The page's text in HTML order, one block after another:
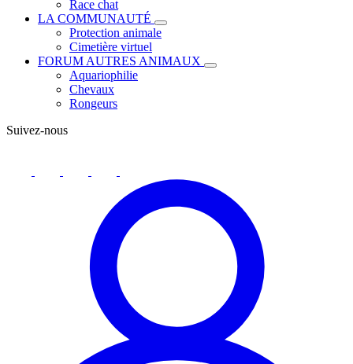
Race chat
LA COMMUNAUTÉ
Protection animale
Cimetière virtuel
FORUM AUTRES ANIMAUX
Aquariophilie
Chevaux
Rongeurs
Suivez-nous